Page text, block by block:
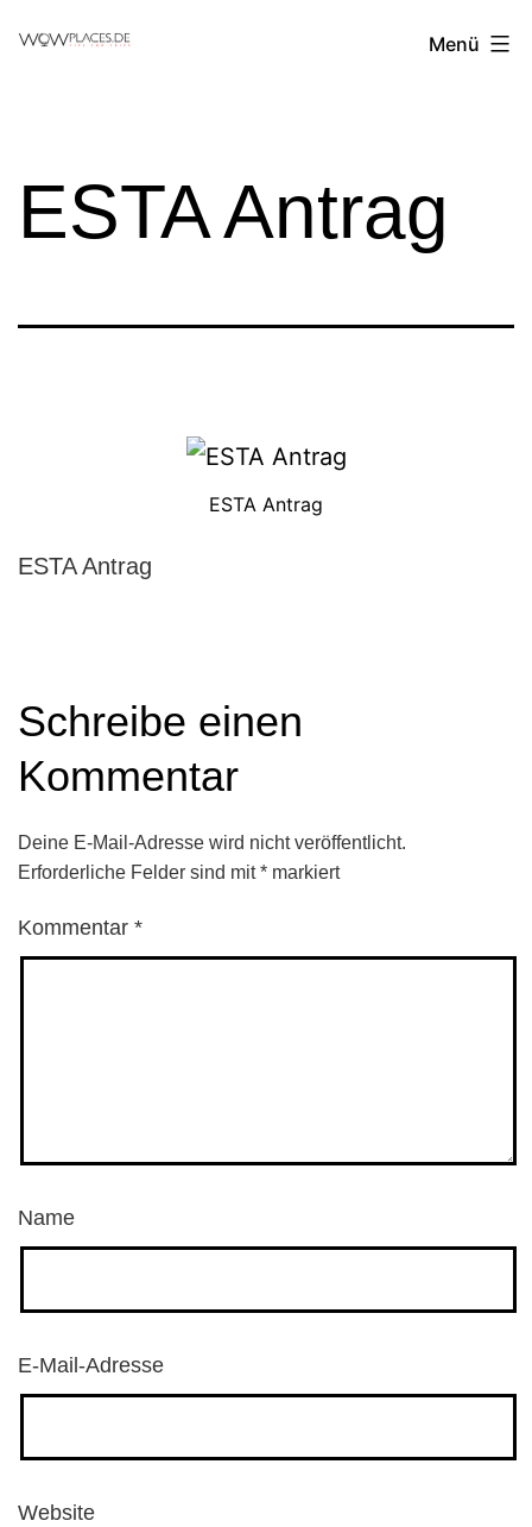
Reiseblog
Menü
ESTA Antrag
ESTA Antrag
ESTA Antrag
Schreibe einen
Kommentar
Deine E-Mail-Adresse wird nicht veröffentlicht.
Erforderliche Felder sind mit* markiert
Kommentar *
Name
E-Mail-Adresse
Website